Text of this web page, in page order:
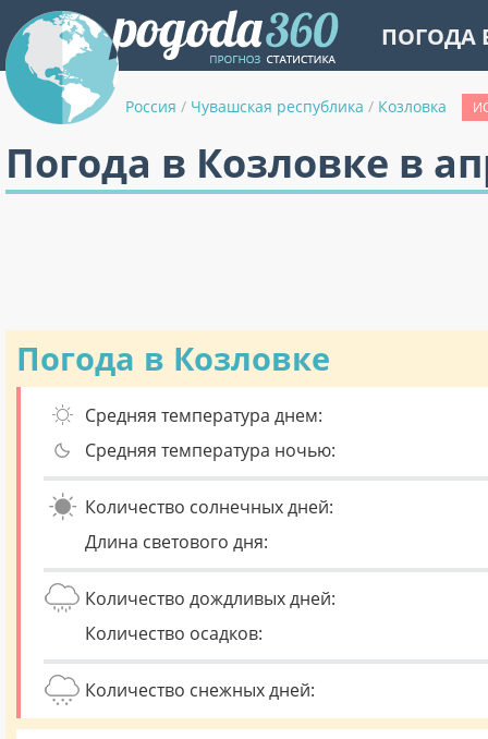
ПОГОДА
Россия / Чувашская республика / Козловка
Погода в Козловке в
Погода в Козловке
Средняя температура днем:
Средняя температура ночью:
Количество солнечных дней:
Длина светового дня:
Количество дождливых дней:
Количество осадков:
Количество снежных дней: